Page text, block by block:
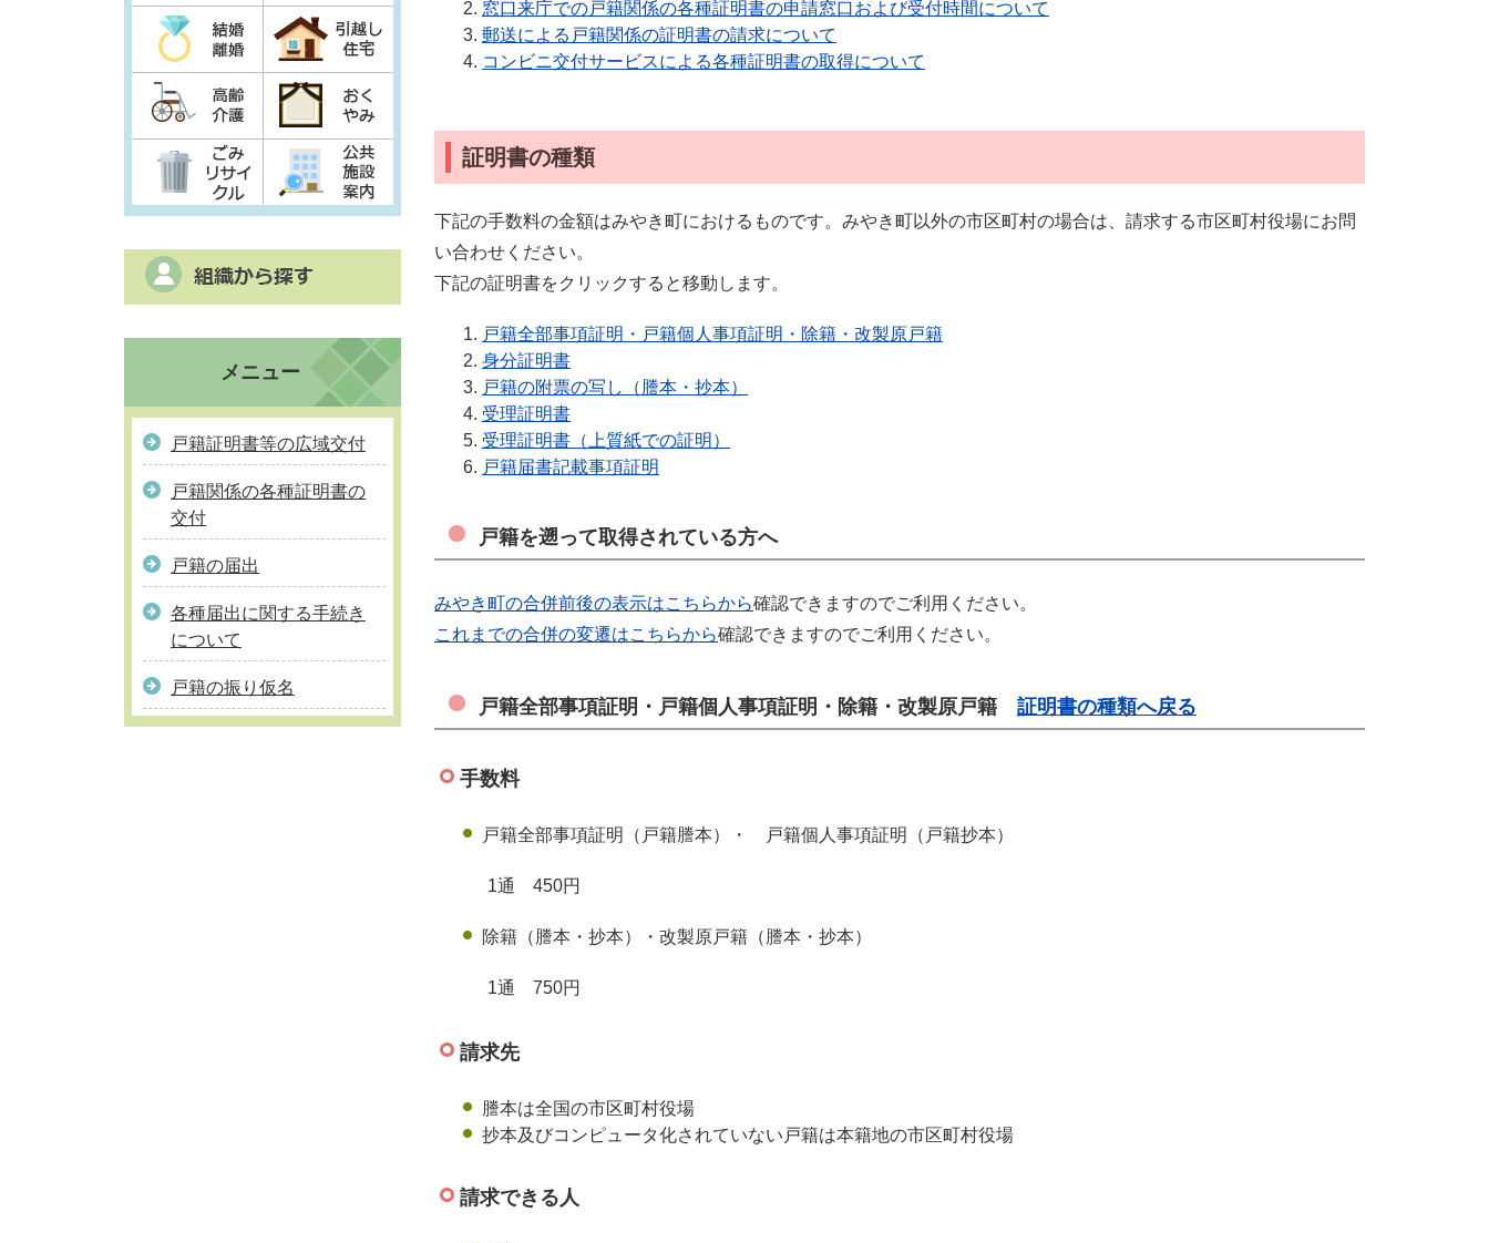
メニュー
戸籍証明書等の広域交付
戸籍関係の各種証明書の
交付
戸籍の届出
各種届出に関する手続き
について
戸籍の振り仮名
窓口来庁での戸籍関係の各種証明書の申請窓口および受付時間について
郵送による戸籍関係の証明書の請求について
コンビニ交付サービスによる各種証明書の取得について
証明書の種類
下記の手数料の金額はみやき町におけるものです。みやき町以外の市区町村の場合は、請求する市区町村役場にお問
い合わせください。
下記の証明書をクリックすると移動します。
戸籍全部事項証明・戸籍個人事項証明・除籍・改製原戸籍
身分証明書
戸籍の附票の写し（謄本・抄本）
受理証明書
受理証明書（上質紙での証明）
戸籍届書記載事項証明
戸籍を遡って取得されている方へ
みやき町の合併前後の表示はこちらから確認できますのでご利用ください。
これまでの合併の変遷はこちらから確認できますのでご利用ください。
戸籍全部事項証明・戸籍個人事項証明・除籍・改製原戸籍 証明書の種類へ戻る
手数料
戸籍全部事項証明（戸籍謄本）・ 戸籍個人事項証明（戸籍抄本）
1通 450円
除籍（謄本・抄本）・改製原戸籍（謄本・抄本）
1通 750円
請求先
謄本は全国の市区町村役場
抄本及びコンピュータ化されていない戸籍は本籍地の市区町村役場
請求できる人